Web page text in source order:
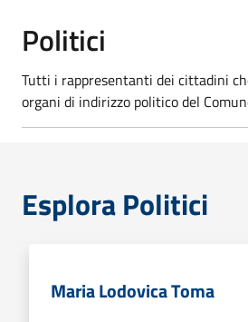
Politici
Tutti i rappresentanti dei cittadini
organi di indirizzo politico del
Esplora Politici
Maria Lodovica Toma